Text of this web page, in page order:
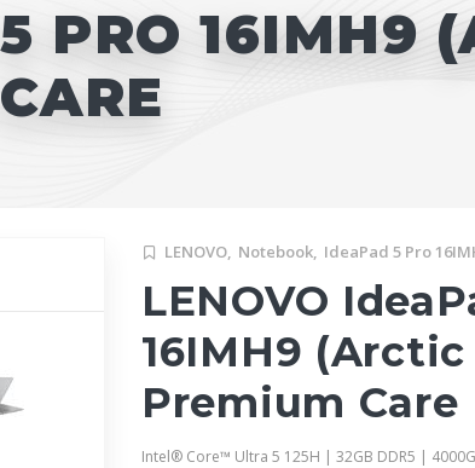
PRO 16IMH9
LENOVO, Notebook, IdeaPad 5 Pro
LENOVO
16IMH9 (Arctic
Premium Care
Intel® Core™ Ultra 5 125H | 32GB DDR5 |